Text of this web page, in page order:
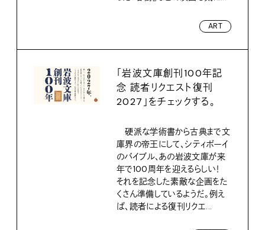
ART
「岩波文庫創刊100年記
念 読者リクエスト復刊
2027」をチェックする。
硬派な学術書から古典まで文
庫界の帝王にして、シティボーイ
のバイブル、あの岩波文庫が来
年で100周年を迎えるらしい！
それを記念した素敵な企画をた
くさん準備しているようだ。例え
ば、読者による復刊リクエ...